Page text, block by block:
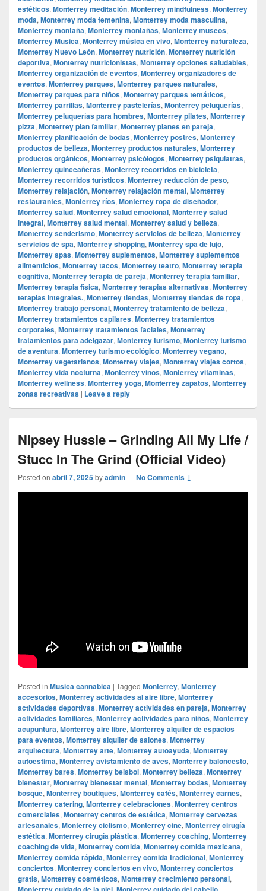
estéticos, Monterrey meditación, Monterrey mindfulness, Monterrey
moda, Monterrey moda femenina, Monterrey moda masculina,
Monterrey montaña, Monterrey montañas, Monterrey museos,
Monterrey Musica, Monterrey música en vivo, Monterrey naturaleza,
Monterrey Nuevo León, Monterrey nutrición, Monterrey nutrición
deportiva, Monterrey nutricionistas, Monterrey opciones saludables,
Monterrey organización de eventos, Monterrey organizadores de
eventos, Monterrey parques, Monterrey parques naturales,
Monterrey parques para niños, Monterrey parques temáticos,
Monterrey parrillas, Monterrey pastelerías, Monterrey peluquerías,
Monterrey peluquerías para hombres, Monterrey pilates, Monterrey
pizza, Monterrey plan familiar, Monterrey planes en pareja,
Monterrey planificación de bodas, Monterrey postres, Monterrey
productos de belleza, Monterrey productos naturales, Monterrey
productos orgánicos, Monterrey psicólogos, Monterrey psiquiatras,
Monterrey quinceañeras, Monterrey recorridos en bicicleta,
Monterrey recorridos turísticos, Monterrey reducción de peso,
Monterrey relajación, Monterrey relajación mental, Monterrey
restaurantes, Monterrey ríos, Monterrey ropa de diseñador,
Monterrey salud, Monterrey salud emocional, Monterrey salud
integral, Monterrey salud mental, Monterrey salud y belleza,
Monterrey senderismo, Monterrey servicios de belleza, Monterrey
servicios de spa, Monterrey shopping, Monterrey spa de lujo,
Monterrey spas, Monterrey suplementos, Monterrey suplementos
alimenticios, Monterrey tacos, Monterrey teatro, Monterrey terapia
cognitiva, Monterrey terapia de pareja, Monterrey terapia familiar,
Monterrey terapia física, Monterrey terapias alternativas, Monterrey
terapias integrales., Monterrey tiendas, Monterrey tiendas de ropa,
Monterrey trabajo personal, Monterrey tratamiento de belleza,
Monterrey tratamientos capilares, Monterrey tratamientos
corporales, Monterrey tratamientos faciales, Monterrey
tratamientos para adelgazar, Monterrey turismo, Monterrey turismo
de aventura, Monterrey turismo ecológico, Monterrey vegano,
Monterrey vegetarianos, Monterrey viajes, Monterrey viajes cortos,
Monterrey vida nocturna, Monterrey vinos, Monterrey vitaminas,
Monterrey wellness, Monterrey yoga, Monterrey zapatos, Monterrey
zonas recreativas | Leave a reply
Nipsey Hussle – Grinding All My Life /
Stucc In The Grind (Official Video)
Posted on abril 7, 2025byadmin—No Comments ↓
Posted in Musica cannabica | Tagged Monterrey, Monterrey
accesorios, Monterrey actividades al aire libre, Monterrey
actividades deportivas, Monterrey actividades en pareja, Monterrey
actividades familiares, Monterrey actividades para niños, Monterrey
acupuntura, Monterrey aire libre, Monterrey alquiler de espacios
para eventos, Monterrey alquiler de salones, Monterrey
arquitectura, Monterrey arte, Monterrey autoayuda, Monterrey
autoestima, Monterrey avistamiento de aves, Monterrey baloncesto,
Monterrey bares, Monterrey beisbol, Monterrey belleza, Monterrey
bienestar, Monterrey bienestar mental, Monterrey bodas, Monterrey
bosque, Monterrey boutiques, Monterrey cafés, Monterrey carnes,
Monterrey catering, Monterrey celebraciones, Monterrey centros
comerciales, Monterrey centros de estética, Monterrey cervezas
artesanales, Monterrey ciclismo, Monterrey cine, Monterrey cirugía
estética, Monterrey cirugía plástica, Monterrey coaching, Monterrey
coaching de vida, Monterrey comida, Monterrey comida mexicana,
Monterrey comida rápida, Monterrey comida tradicional, Monterrey
conciertos, Monterrey conciertos en vivo, Monterrey conciertos
gratis, Monterrey cosméticos, Monterrey crecimiento personal,
, ,